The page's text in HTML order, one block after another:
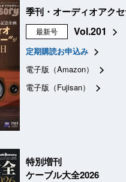
季刊・オーディオアク
最新号 Vol.201
定期購読お申込み
電子版（Amazon）
電子版（Fujisan）
特別増刊
ケーブル大全2026